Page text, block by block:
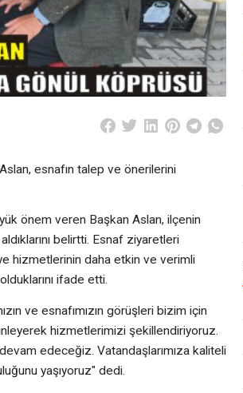
esnafın talep ve önerilerini
önem veren Başkan Aslan, ilçenin
belirtti. Esnaf ziyaretleri
hizmetlerinin daha etkin ve verimli
ifade etti.
ve esnafımızın görüşleri bizim için
hizmetlerimizi şekillendiriyoruz.
edeceğiz. Vatandaşlarımıza kaliteli
yaşıyoruz" dedi.